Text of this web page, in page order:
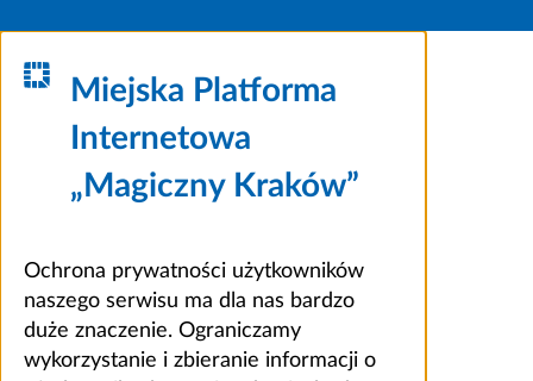
Miejska Platforma
Internetowa
„Magiczny Kraków”
Ochrona prywatności użytkowników
naszego serwisu ma dla nas bardzo
duże znaczenie. Ograniczamy
wykorzystanie i zbieranie informacji o